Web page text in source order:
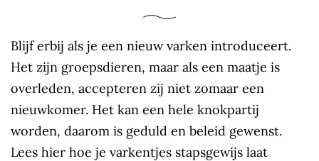
Blijf erbij als je een nieuw varken introduceert.
Het zijn groepsdieren, maar als een maatje is
overleden, accepteren zij niet zomaar een
nieuwkomer. Het kan een hele knokpartij
worden, daarom is geduld en beleid gewenst.
Lees hier hoe je varkentjes stapsgewijs laat